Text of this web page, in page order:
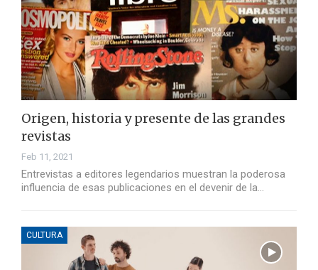
Origen, historia y presente de las grandes
revistas
Feb 11, 2021
Entrevistas a editores legendarios muestran la poderosa
influencia de esas publicaciones en el devenir de la…
CULTURA